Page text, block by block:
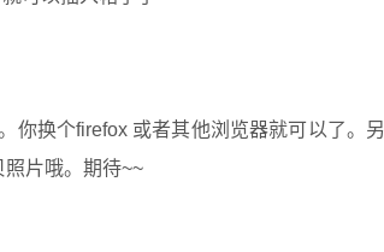
你换个firefox 或者其他浏览器就可以了。另
片哦。期待~~